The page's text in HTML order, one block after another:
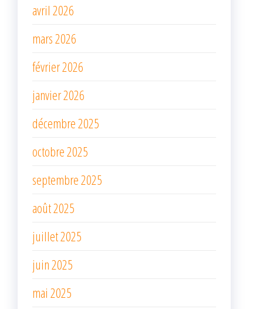
avril 2026
mars 2026
février 2026
janvier 2026
décembre 2025
octobre 2025
septembre 2025
août 2025
juillet 2025
juin 2025
mai 2025